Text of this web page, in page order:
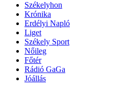
Székelyhon
Krónika
Erdélyi Napló
Liget
Székely Sport
Nőileg
Főtér
Rádió GaGa
Jóállás